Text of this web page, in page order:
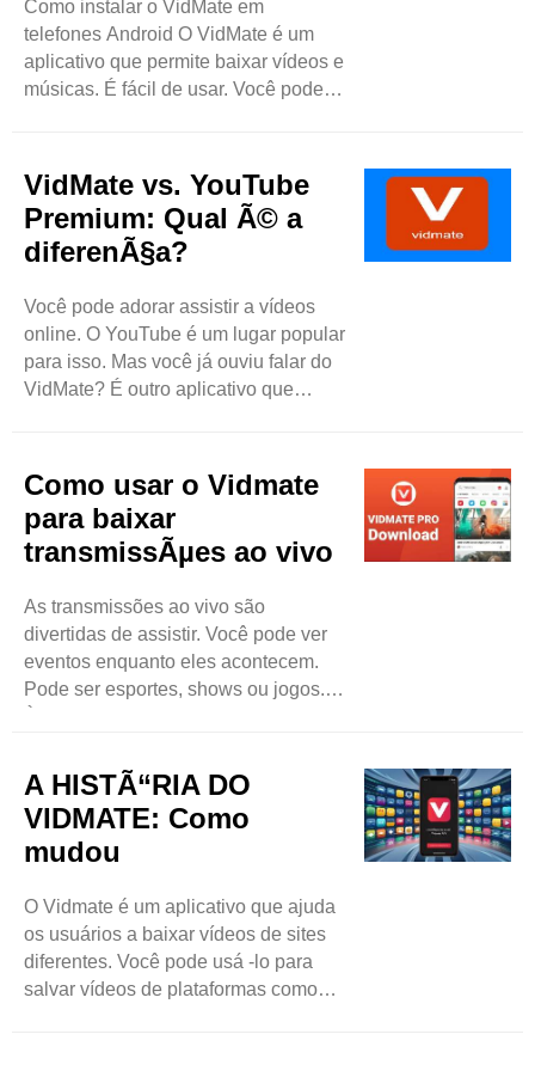
encontrar os ..
Como instalar o VidMate em
telefones Android O VidMate é um
aplicativo que permite baixar vídeos e
músicas. É fácil de usar. Você pode
assistir a filmes e programas de TV
de graça. Muitas pessoas adoram
usar o VidMate porque ele é simples
e funciona bem. Por que usar o
usar o VidMate: Gratuito para usar: o
VidMate é gratuito! ..
VidMate vs. YouTube
Premium: Qual Ã© a
diferenÃ§a?
Você pode adorar assistir a vídeos
online. O YouTube é um lugar popular
para isso. Mas você já ouviu falar do
VidMate? É outro aplicativo que
e o YouTube Premium. Veremos o
que cada um oferece. Dessa forma,
você pode escolher o melhor para
você. O que é o YouTube Premium?
especial do YouTube. Quando você ..
Como usar o Vidmate
para baixar
transmissÃµes ao vivo
As transmissões ao vivo são
divertidas de assistir. Você pode ver
eventos enquanto eles acontecem.
Pode ser esportes, shows ou jogos.
Vidmate. O Vidmate é um aplicativo
que ajuda a baixar vídeos e
transmissões ao vivo. Neste blog,
aprenderemos a usar o Vidmate para
que é Vidmate? O Vidmate é um
aplicativo ..
A HISTÃ“RIA DO
VIDMATE: Como
mudou
O Vidmate é um aplicativo que ajuda
os usuários a baixar vídeos de sites
diferentes. Você pode usá -lo para
salvar vídeos de plataformas como